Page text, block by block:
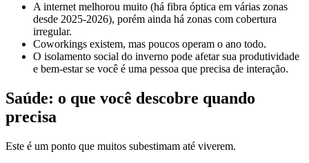
A internet melhorou muito (há fibra óptica em várias zonas
desde 2025-2026), porém ainda há zonas com cobertura
irregular.
Coworkings existem, mas poucos operam o ano todo.
O isolamento social do inverno pode afetar sua produtividade
e bem-estar se você é uma pessoa que precisa de interação.
Saúde: o que você descobre quando
precisa
Este é um ponto que muitos subestimam até viverem.